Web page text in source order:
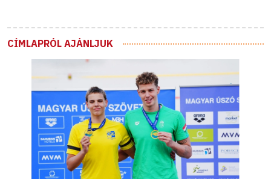
CÍMLAPRÓL AJÁNLJUK